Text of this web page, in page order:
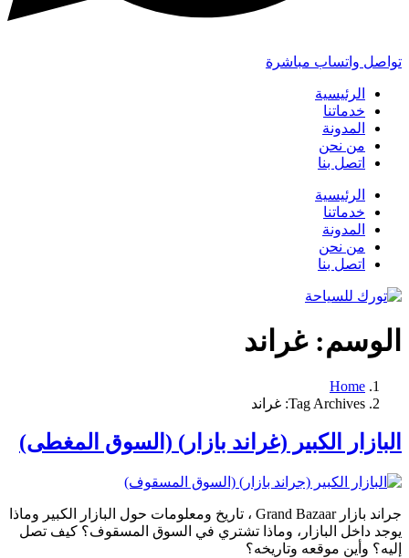
تواصل واتساب مباشرة
الرئيسية
خدماتنا
المدونة
من نحن
اتصل بنا
الرئيسية
خدماتنا
المدونة
من نحن
اتصل بنا
الوسم:غراند
Home
Tag Archives: غراند
البازار الكبير (غراند بازار) (السوق المغطى)
جراند بازار Grand Bazaar ، تاريخ ومعلومات حول البازار الكبير وماذا
يوجد داخل البازار، وماذا تشتري في السوق المسقوف؟ كيف تصل
إليه؟ وأين موقعه وتاريخه؟